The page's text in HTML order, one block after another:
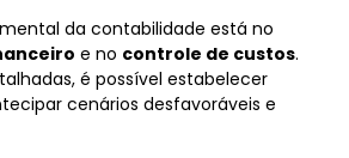
da contabilidade está no
e no controle de custos.
é possível estabelecer
cenários desfavoráveis e